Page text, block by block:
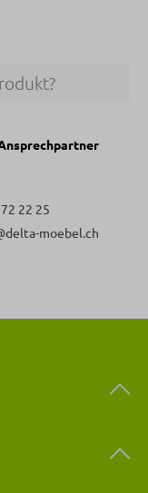
22 25
moebel.ch